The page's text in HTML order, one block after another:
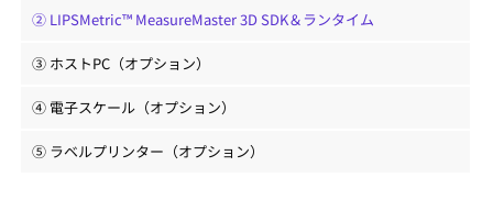
② LIPSMetric™ MeasureMaster 3D SDK＆ランタイム
③ ホストPC（オプション）
④ 電子スケール（オプション）
⑤ ラベルプリンター（オプション）